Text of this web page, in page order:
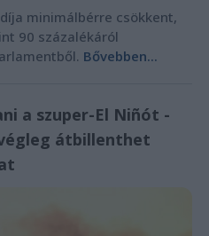
minimálbérre csökkent,
90 százalékáról
Bővebben...
a szuper-El Niñót -
átbillenthet